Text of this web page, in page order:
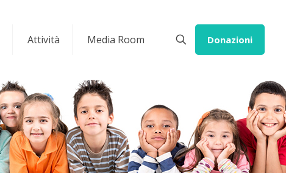
Attività Media Room Donazioni